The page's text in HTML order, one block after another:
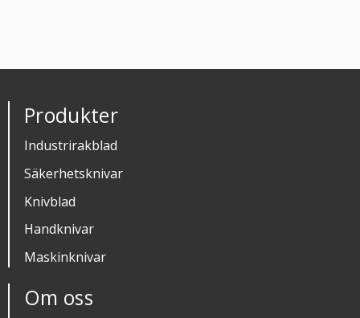
Produkter
Industrirakblad
Säkerhetsknivar
Knivblad
Handknivar
Maskinknivar
Om oss